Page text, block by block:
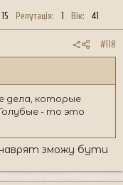
15 Репутація 1 Вік 41
#118
дела, которые
- то это
наврят зможу бути